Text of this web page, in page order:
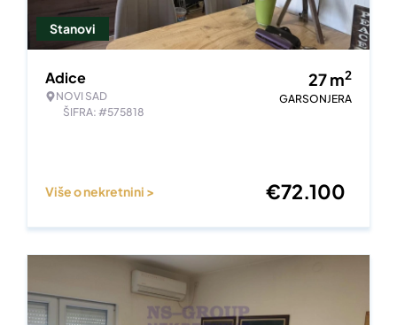
Stanovi
Adice
NOVI SAD
ŠIFRA: #575818
27m2
GARSONJERA
Više o nekretnini > €72.100